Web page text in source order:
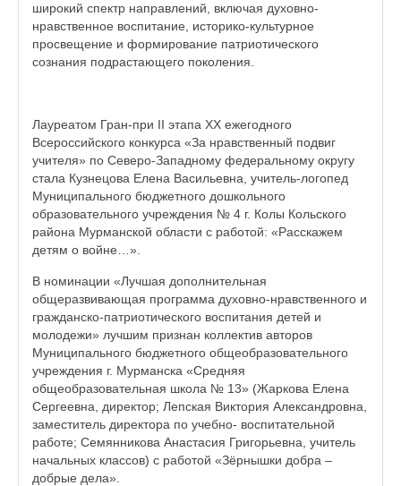
широкий спектр направлений, включая духовно-
нравственное воспитание, историко-культурное
просвещение и формирование патриотического
сознания подрастающего поколения.
Лауреатом Гран-при II этапа XX ежегодного
Всероссийского конкурса «За нравственный подвиг
учителя» по Северо-Западному федеральному округу
стала Кузнецова Елена Васильевна, учитель-логопед
Муниципального бюджетного дошкольного
образовательного учреждения № 4 г. Колы Кольского
района Мурманской области с работой: «Расскажем
детям о войне…».
В номинации «Лучшая дополнительная
общеразвивающая программа духовно-нравственного и
гражданско-патриотического воспитания детей и
молодежи» лучшим признан коллектив авторов
Муниципального бюджетного общеобразовательного
учреждения г. Мурманска «Средняя
общеобразовательная школа № 13» (Жаркова Елена
Сергеевна, директор; Лепская Виктория Александровна,
заместитель директора по учебно- воспитательной
работе; Семянникова Анастасия Григорьевна, учитель
начальных классов) с работой «Зёрнышки добра –
добрые дела».